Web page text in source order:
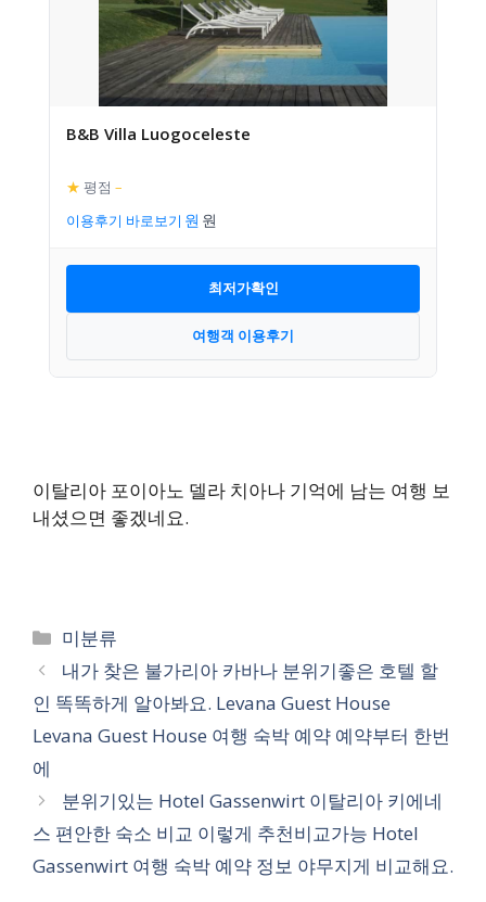
B&B Villa Luogoceleste
★ 평점 –
이용후기 바로보기
최저가확인
여행객 이용후기
이탈리아 포이아노 델라 치아나 기억에 남는 여행 보
내셨으면 좋겠네요.
카
테
고
리
미분류
내가 찾은 불가리아 카바나 분위기좋은 호텔 할
인 똑똑하게 알아봐요. Levana Guest House
Levana Guest House 여행 숙박 예약 예약부터 한번
에
분위기있는 Hotel Gassenwirt 이탈리아 키에네
스 편안한 숙소 비교 이렇게 추천비교가능 Hotel
Gassenwirt 여행 숙박 예약 정보 야무지게 비교해요.